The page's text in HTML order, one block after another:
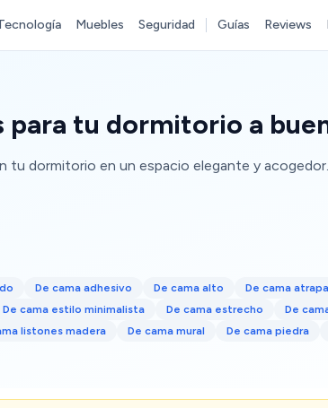
Muebles Seguridad Guías Reviews
para tu dormitorio a
tu dormitorio en un espacio elegante y acogedor.
De cama adhesivo De cama alto De cama
De cama estilo minimalista De cama estrecho De
listones madera De cama mural De cama piedra